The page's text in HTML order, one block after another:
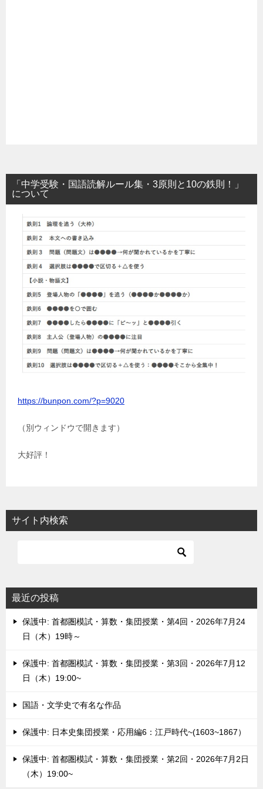
「中学受験・国語読解ルール集・3原則と10の鉄則！」
について
https://bunpon.com/?p=9020
（別ウィンドウで開きます）
大好評！
サイト内検索
最近の投稿
保護中: 首都圏模試・算数・集団授業・第4回・2026年7月24
日（木）19時～
保護中: 首都圏模試・算数・集団授業・第3回・2026年7月12
日（木）19:00~
国語・文学史で有名な作品
保護中: 日本史集団授業・応用編6：江戸時代~(1603~1867）
保護中: 首都圏模試・算数・集団授業・第2回・2026年7月2日
（木）19:00~